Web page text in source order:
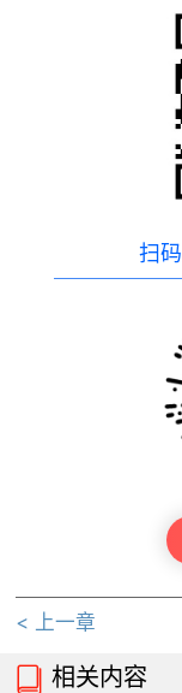
扫
< 上一章
 相关内容